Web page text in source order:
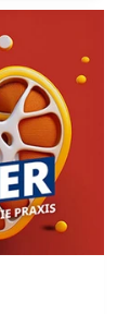
an?